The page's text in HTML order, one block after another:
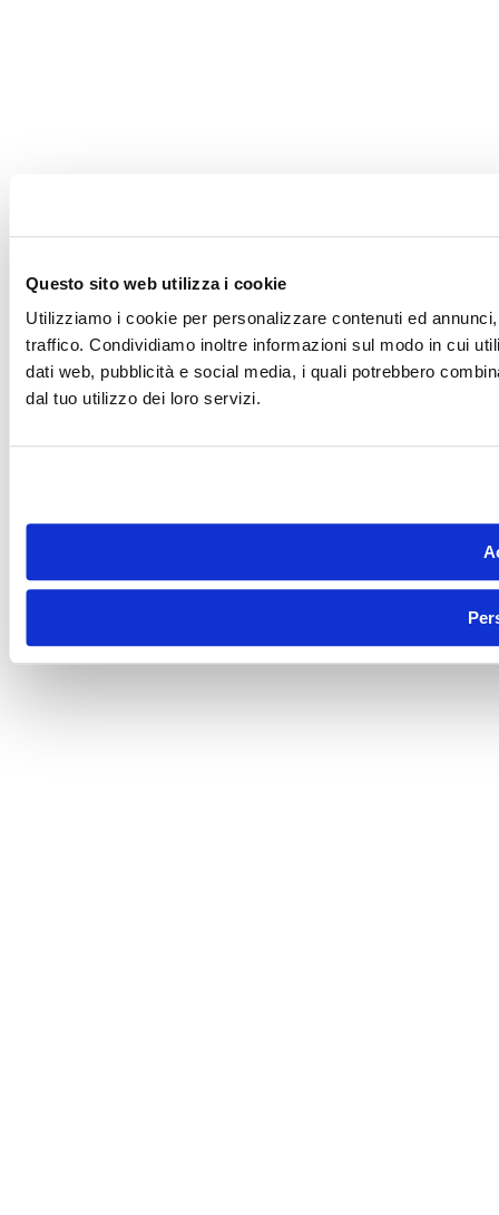
Questo sito web utilizza i cookie
Utilizziamo i cookie per personalizzare contenuti ed
traffico. Condividiamo inoltre informazioni sul modo in cui
dati web, pubblicità e social media, i quali potrebbero
dal tuo utilizzo dei loro servizi.